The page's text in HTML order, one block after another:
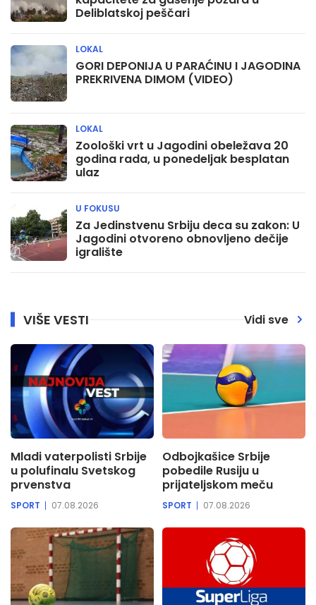
Deliblatskoj peščari
GORI DEPONIJA U PARAĆINU I JAGODINA
PREKRIVENA DIMOM (VIDEO)
LOKAL
Zoološki vrt u Jagodini obeležava 20
godina rada, u ponedeljak besplatan
ulaz
LOKAL
Za Jedinstvenu Srbiju deca su zakon: U
Jagodini otvoreno obnovljeno dečije
igralište
U FOKUSU
VIŠE VESTI Vidi sve
Mladi vaterpolisti Srbije
u polufinalu Svetskog
prvenstva
SPORT 07.08.2026
Odbojkašice Srbije
pobedile Rusiju u
prijateljskom meču
SPORT 07.08.2026